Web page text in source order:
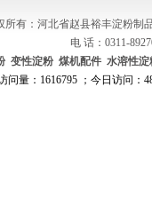
所有：河北省赵县裕丰淀粉
电 话：0311-
变性淀粉 煤机配件 水溶性淀
问量：1616795 ；今日访问：